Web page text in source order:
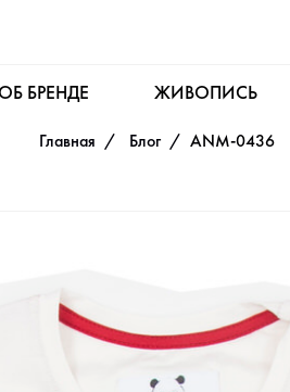
ОБ БРЕНДЕ ЖИВОПИСЬ
Главная Блог ANM-0436